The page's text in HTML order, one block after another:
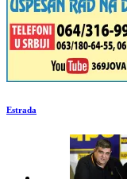
Estrada